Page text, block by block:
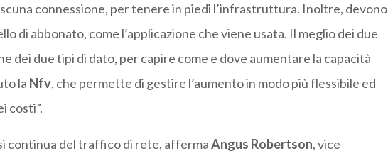
connessione, per tenere in piedi l’infrastruttura. Inoltre, devono
di abbonato, come l’applicazione che viene usata. Il meglio dei due
dei due tipi di dato, per capire come e dove aumentare la capacità
la Nfv, che permette di gestire l’aumento in modo più flessibile ed
costi”.
continua del traffico di rete, affermaAngus Robertson, vice